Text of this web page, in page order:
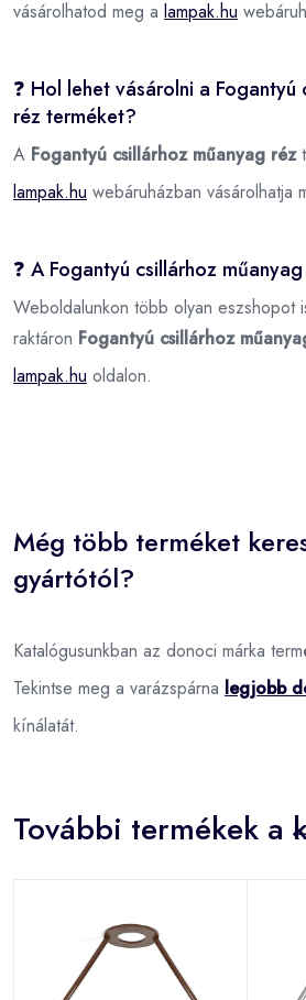
vásárolhatod meg a lampak.hu
❓ Hol lehet vásárolni a
réz terméket?
A Fogantyú csillárhoz műanyag réz
lampak.hu webáruházban vásárolhatja
❓ A Fogantyú csillárhoz
Weboldalunkon több olyan eszshopot
raktáron Fogantyú csillárhoz
lampak.hu oldalon.
Még több terméket
gyártótól?
Katalógusunkban az donoci márka
Tekintse meg a varázspárna legjobb
kínálatát.
További termékek a